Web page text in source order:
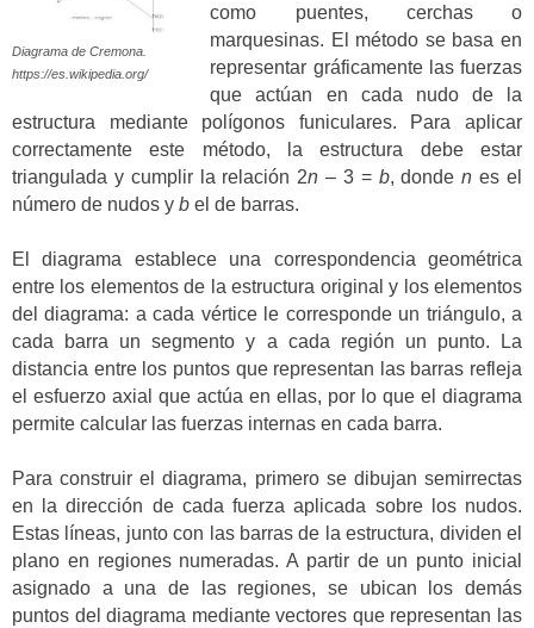
Diagrama de Cremona.
https://es.wikipedia.org/
como puentes, cerchas o
marquesinas. El método se basa en
representar gráficamente las fuerzas
que actúan en cada nudo de la
estructura mediante polígonos funiculares. Para aplicar
correctamente este método, la estructura debe estar
triangulada y cumplir la relación 2n – 3 = b, donden es el
número de nudos y b el de barras.
El diagrama establece una correspondencia geométrica
entre los elementos de la estructura original y los elementos
del diagrama: a cada vértice le corresponde un triángulo, a
cada barra un segmento y a cada región un punto. La
distancia entre los puntos que representan las barras refleja
el esfuerzo axial que actúa en ellas, por lo que el diagrama
permite calcular las fuerzas internas en cada barra.
Para construir el diagrama, primero se dibujan semirrectas
en la dirección de cada fuerza aplicada sobre los nudos.
Estas líneas, junto con las barras de la estructura, dividen el
plano en regiones numeradas. A partir de un punto inicial
asignado a una de las regiones, se ubican los demás
puntos del diagrama mediante vectores que representan las